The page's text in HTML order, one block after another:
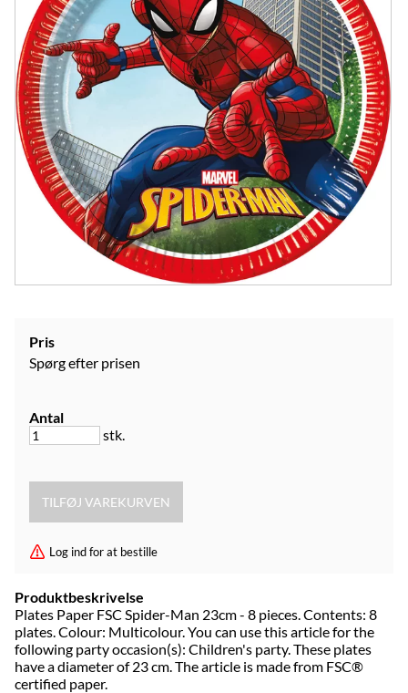
Pris
Spørg efter prisen
Antal
stk.
Log ind for at bestille
Produktbeskrivelse
Plates Paper FSC Spider-Man 23cm - 8 pieces. Contents: 8
plates. Colour: Multicolour. You can use this article for the
following party occasion(s): Children's party. These plates
have a diameter of 23 cm. The article is made from FSC®
certified paper.